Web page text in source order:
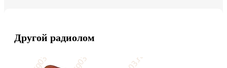
Другой радиолом